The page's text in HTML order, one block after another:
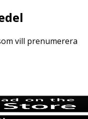
vill prenumerera